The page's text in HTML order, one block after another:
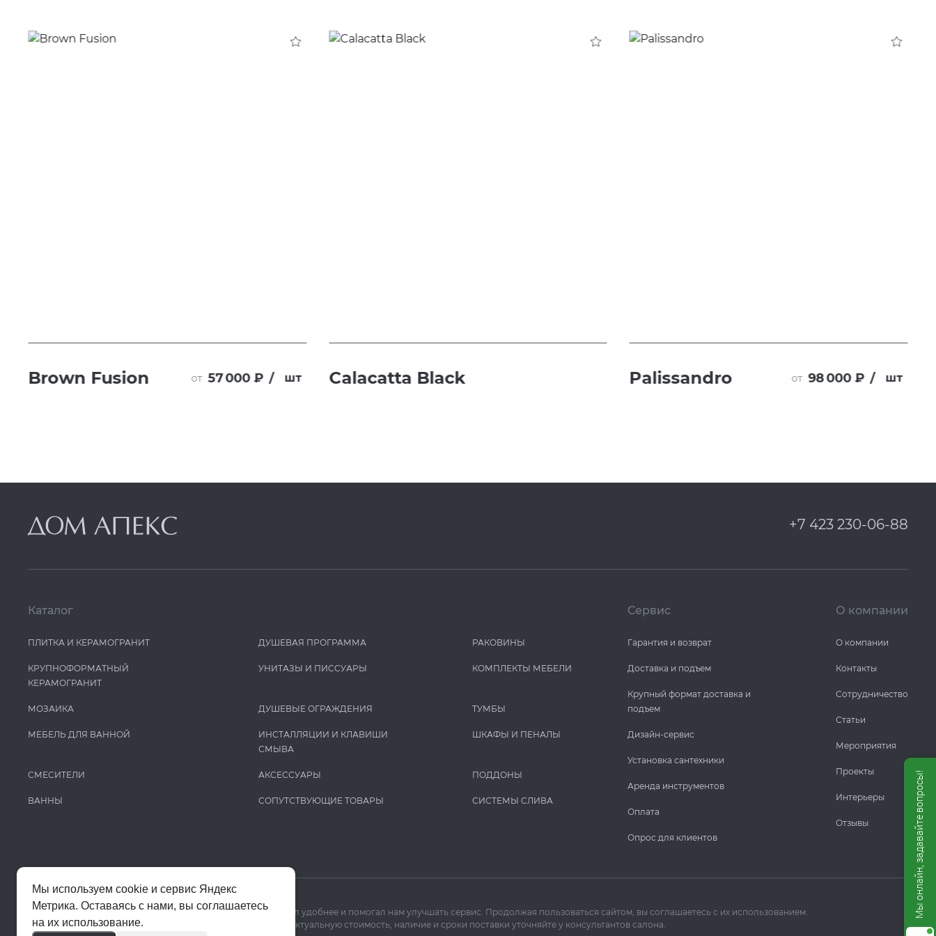
Brown Fusion от 57 000 ₽ / шт Calacatta Black Palissandro от 98 000 ₽ / шт
+7 423 230-06-88
Каталог
ПЛИТКА И КЕРАМОГРАНИТ
КРУПНОФОРМАТНЫЙ
КЕРАМОГРАНИТ
МОЗАИКА
МЕБЕЛЬ ДЛЯ ВАННОЙ
СМЕСИТЕЛИ
ВАННЫ
ДУШЕВАЯ ПРОГРАММА
УНИТАЗЫ И ПИCCУАРЫ
ДУШЕВЫЕ ОГРАЖДЕНИЯ
ИНСТАЛЛЯЦИИ И КЛАВИШИ
СМЫВА
АКСЕССУАРЫ
СОПУТСТВУЮЩИЕ ТОВАРЫ
РАКОВИНЫ
КОМПЛЕКТЫ МЕБЕЛИ
ТУМБЫ
ШКАФЫ И ПЕНАЛЫ
ПОДДОНЫ
СИСТЕМЫ СЛИВА
Сервис
Гарантия и возврат
Доставка и подъем
Крупный формат доставка и
подъем
Дизайн-сервис
Установка сантехники
Аренда инструментов
Оплата
Опрос для клиентов
О компании
О компании
Контакты
Сотрудничество
Статьи
Мероприятия
Проекты
Интерьеры
Отзывы
Мы используем cookie и Яндекс Метрику, чтобы сайт работал удобнее и помогал нам улучшать сервис. Продолжая пользоваться сайтом, вы соглашаетесь с их использованием.
Цены на сайте помогают ориентироваться в ассортименте. Актуальную стоимость, наличие и сроки поставки уточняйте у консультантов салона.
Мы используем cookie и сервис Яндекс
Метрика. Оставаясь с нами, вы соглашаетесь
на их использование.
Мы онлайн, задавайте вопросы!